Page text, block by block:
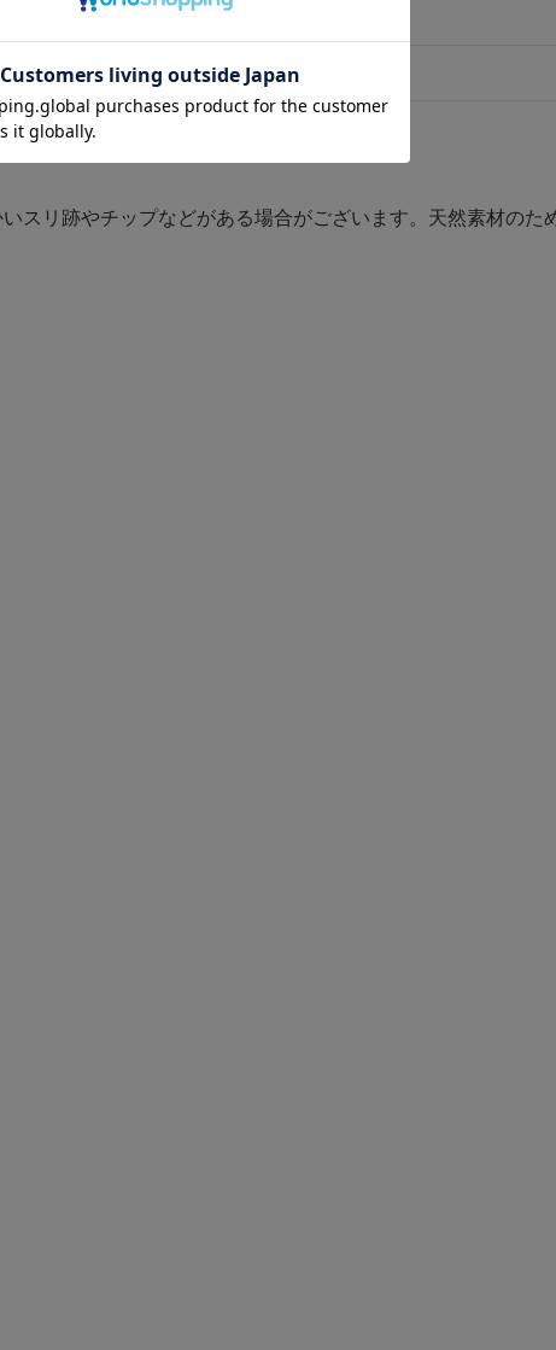
：W415×D610×H352mm / 重量：3.1kg
（クリアラッカー塗装仕上げ）
スリ跡やチップなどがある場合がございます。天然素材のた